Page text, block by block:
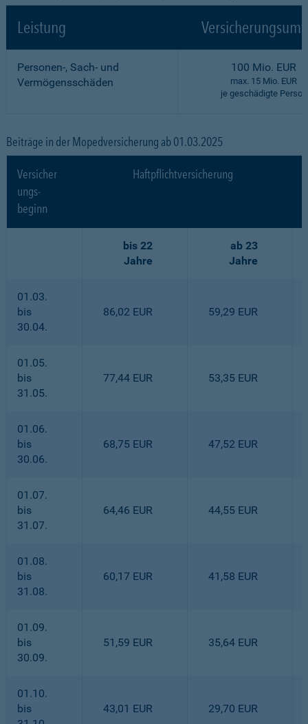
Leistung
Personen-, Sach- und
Vermögensschäden
100 Mio. EUR
max. 15 Mio. EUR
je geschädigte Person
Beiträge in der Mopedversicherung ab 01.03.2025
Versicher
ungs-
beginn
Haftpflichtversicherung
bis 22
Jahre
ab 23
Jahre
01.03.
bis
30.04.
86,02 EUR 59,29 EUR
01.05.
bis
31.05.
77,44 EUR 53,35 EUR
01.06.
bis
30.06.
68,75 EUR 47,52 EUR
01.07.
bis
31.07.
64,46 EUR 44,55 EUR
01.08.
bis
31.08.
60,17 EUR 41,58 EUR
01.09.
bis
30.09.
51,59 EUR 35,64 EUR
01.10.
bis
43,01 EUR 29,70 EUR